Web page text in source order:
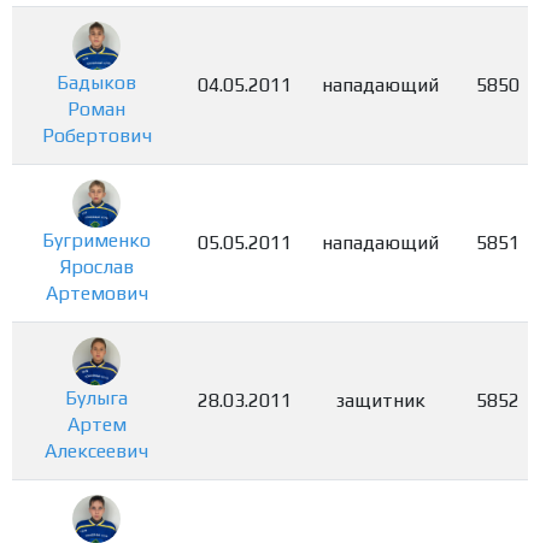
Бадыков
Роман
Робертович
04.05.2011 нападающий 5850
Бугрименко
Ярослав
Артемович
05.05.2011 нападающий 5851
Булыга
Артем
Алексеевич
28.03.2011 защитник 5852